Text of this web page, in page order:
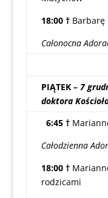
18:00 † Barbarę
Całonocna
PIĄTEK – 7
doktora
6:45 †
Całodzienna
18:00 †
rodzicami